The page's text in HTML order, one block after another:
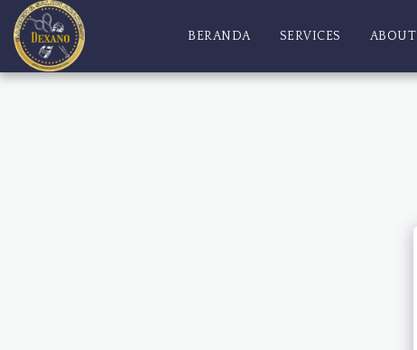
BERANDA SERVICES ABOUT